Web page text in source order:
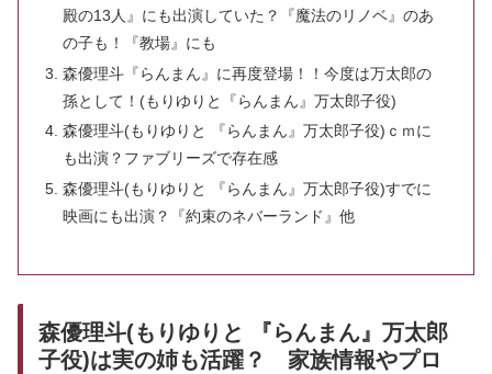
殿の13人』にも出演していた？『魔法のリノベ』のあ
の子も！『教場』にも
森優理斗『らんまん』に再度登場！！今度は万太郎の
孫として！(もりゆりと『らんまん』万太郎子役)
森優理斗(もりゆりと 『らんまん』万太郎子役)ｃｍに
も出演？ファブリーズで存在感
森優理斗(もりゆりと 『らんまん』万太郎子役)すでに
映画にも出演？『約束のネバーランド』他
森優理斗(もりゆりと 『らんまん』万太郎
子役)は実の姉も活躍？ 家族情報やプロ